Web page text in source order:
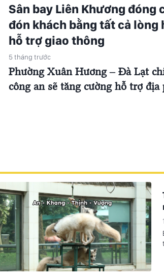
Sân bay Liên Khương đóng
đón khách bằng tất cả lòng
hỗ trợ giao thông
5 tháng trước
Phường Xuân Hương – Đà Lạt
công an sẽ tăng cường hỗ trợ